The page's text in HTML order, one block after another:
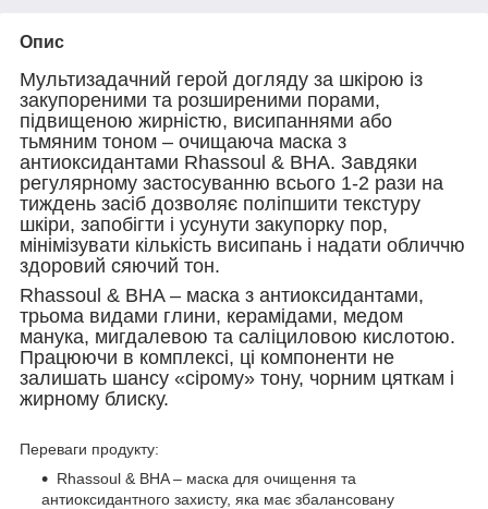
Опис
Мультизадачний герой догляду за шкірою із
закупореними та розширеними порами,
підвищеною жирністю, висипаннями або
тьмяним тоном – очищаюча маска з
антиоксидантами Rhassoul & BHA. Завдяки
регулярному застосуванню всього 1-2 рази на
тиждень засіб дозволяє поліпшити текстуру
шкіри, запобігти і усунути закупорку пор,
мінімізувати кількість висипань і надати обличчю
здоровий сяючий тон.
Rhassoul & BHA – маска з антиоксидантами,
трьома видами глини, керамідами, медом
манука, мигдалевою та саліциловою кислотою.
Працюючи в комплексі, ці компоненти не
залишать шансу «сірому» тону, чорним цяткам і
жирному блиску.
Переваги продукту:
Rhassoul & BHA – маска для очищення та
антиоксидантного захисту, яка має збалансовану